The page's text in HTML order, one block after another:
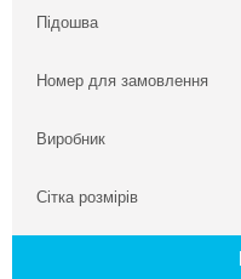
Підошва
Номер для замовлення
Виробник
Сітка розмірів